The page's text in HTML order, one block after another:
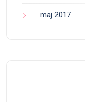
maj 2017